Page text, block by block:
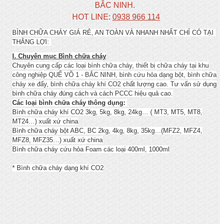
BẮC NINH.
HOT LINE: 0938 966 114
BÌNH CHỮA CHÁY GIÁ RẺ, AN TOÀN VÀ NHANH NHẤT CHỈ CÓ TẠI
THẮNG LỢI:
I. Chuyên mục Bình chữa cháy
Chuyên cung cấp các loại bình chữa cháy, thiết bị chữa cháy tại khu
công nghiệp QUẾ VÕ 1 - BẮC NINH, bình cứu hỏa dạng bột, bình chữa
cháy xe đẩy, bình chữa cháy khí CO2 chất lượng cao. Tư vấn sử dụng
bình chữa cháy đúng cách và cách PCCC hiệu quả cao.
Các loại bình chữa cháy thông dụng:
Bình chữa cháy khí CO2 3kg, 5kg, 8kg, 24kg… ( MT3, MT5, MT8,
MT24…) xuất xứ china
Bình chữa cháy bột ABC, BC 2kg, 4kg, 8kg, 35kg…(MFZ2, MFZ4,
MFZ8, MFZ35…) xuất xứ china
Bình chữa cháy cứu hỏa Foam các loại 400ml, 1000ml
* Bình chữa cháy dạng khí CO2